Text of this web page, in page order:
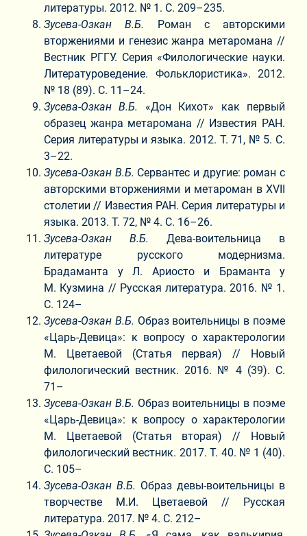
литературы. 2012. № 1. С. 209–235.
Зусева-Озкан В.Б.
Роман с авторскими
вторжениями и генезис жанра метаромана //
Вестник РГГУ. Серия «Филологические науки.
Литературоведение. Фольклористика». 2012.
№ 18 (89). С. 11–24.
Зусева-Озкан В.Б. «Дон Кихот» как первый
образец жанра метаромана // Известия РАН.
Серия литературы и языка. 2012. Т. 71, № 5. С.
3–22.
Зусева-Озкан В.Б. Сервантес и другие: роман с
авторскими вторжениями и метароман в XVII
столетии // Известия РАН. Серия литературы и
языка. 2013. Т. 72, № 4. С. 16–26.
Зусева-Озкан В.Б. Дева-воительница в
литературе русского модернизма.
Брадаманта у Л. Ариосто и Браманта у
М. Кузмина // Русская литература. 2016. № 1.
С. 124–
Зусева-Озкан В.Б. Образ воительницы в поэме
«Царь-Девица»: к вопросу о характерологии
М. Цветаевой (Статья первая) // Новый
филологический вестник. 2016. № 4 (39). С.
71–
Зусева-Озкан В.Б. Образ воительницы в поэме
«Царь-Девица»: к вопросу о характерологии
М. Цветаевой (Статья вторая) // Новый
филологический вестник. 2017. Т. 40. № 1 (40).
С. 105–
Зусева-Озкан В.Б. Образ девы-воительницы в
творчестве М.И. Цветаевой // Русская
литература. 2017. № 4. С. 212–